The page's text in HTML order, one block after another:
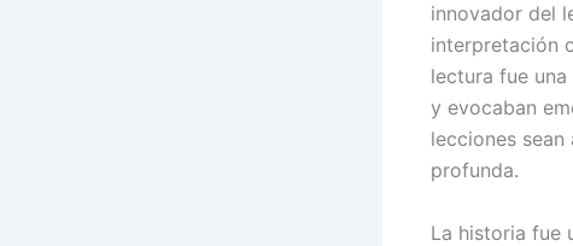
innovador del
interpretación
lectura fue
y evocaban
lecciones
profunda.
La historia fue